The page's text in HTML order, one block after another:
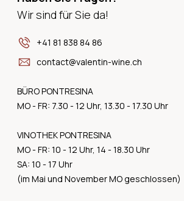
Wir sind für Sie da!
+41 81 838 84 86
contact@valentin-wine.ch
BÜRO PONTRESINA
MO - FR: 7.30 - 12 Uhr, 13.30 - 17.30 Uhr
VINOTHEK PONTRESINA
MO - FR: 10 - 12 Uhr, 14 - 18.30 Uhr
SA: 10 - 17 Uhr
(im Mai und November MO geschlossen)